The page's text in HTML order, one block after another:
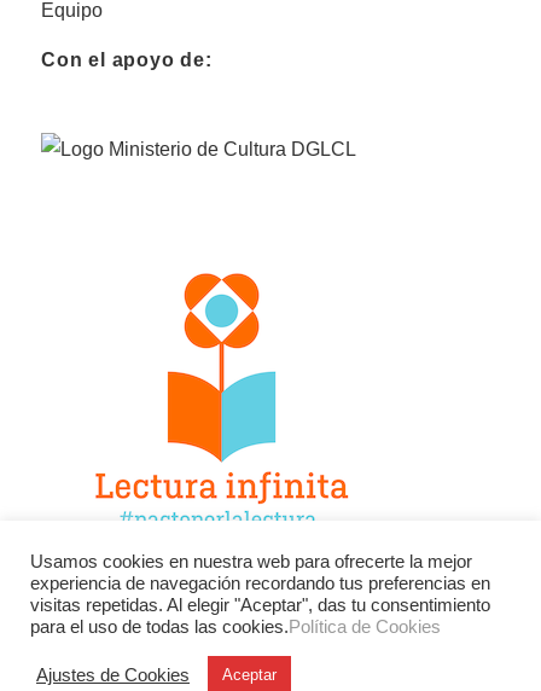
Equipo
Con el apoyo de:
Facebook Twitter
Instagram
YouTube
LinkedIn Contacto
Usamos cookies en nuestra web para ofrecerte la mejor
experiencia de navegación recordando tus preferencias en
visitas repetidas. Al elegir "Aceptar", das tu consentimiento
para el uso de todas las cookies.Política de Cookies
Ajustes de Cookies Aceptar